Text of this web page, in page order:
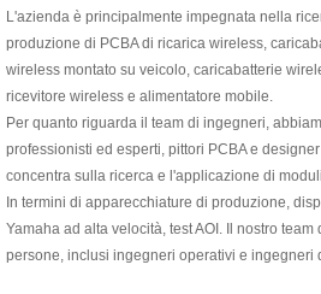
L'azienda è principalmente impegnata nella
produzione di PCBA di ricarica wireless,
wireless montato su veicolo, caricabatterie
ricevitore wireless e alimentatore mobile.
Per quanto riguarda il team di ingegneri,
professionisti ed esperti, pittori PCBA e
concentra sulla ricerca e l'applicazione di
In termini di apparecchiature di produzione,
Yamaha ad alta velocità, test AOI. Il nostro
persone, inclusi ingegneri operativi e ingegneri